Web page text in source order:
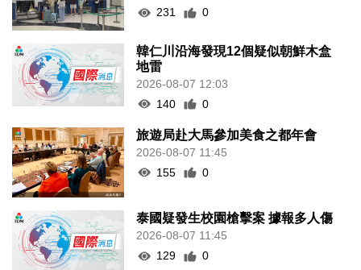
231
0
韓仁川沿海發現12個疑似朝鮮木盒
地雷
2026-08-07 12:03
140
0
旅遊局赴大馬參加美食之都年會
2026-08-07 11:45
155
0
泰國疑發生校園槍擊案 據報多人傷
2026-08-07 11:45
129
0